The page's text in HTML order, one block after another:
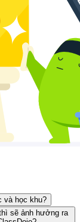
và học khu?
sẽ ảnh hưởng ra